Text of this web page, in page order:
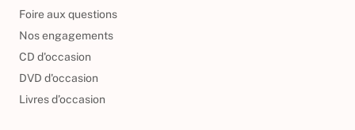
Foire aux questions
Nos engagements
CD d'occasion
DVD d'occasion
Livres d’occasion